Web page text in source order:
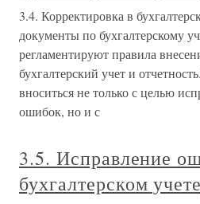
3.4. Корректировка в
документы по бухгалтерскому
регламентируют правила
бухгалтерский учет и
вноситься не только с целью
ошибок, но и с
3.5. Исправление
бухгалтерском учете